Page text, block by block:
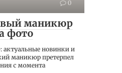
0
маникюр
фото
новинки и
маникюр претерпел
с момента